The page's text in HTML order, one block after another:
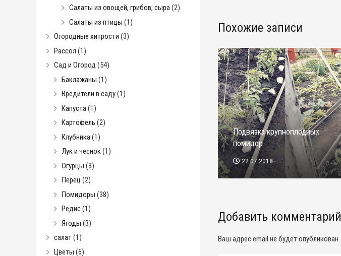
Похожие записи
Подвязка крупноплодных
помидор
22.07.2018
Добавить комментарий
Ваш адрес email не будет опубликован.
Салаты из овощей, грибов, сыра(2)
Салаты из птицы (1)
Огородные хитрости (3)
Рассол (1)
Сад и Огород (54)
Баклажаны (1)
Вредители в саду(1)
Капуста (1)
Картофель (2)
Клубника (1)
Лук и чеснок(1)
Огурцы (3)
Перец (2)
Помидоры (38)
Редис(1)
Ягоды (3)
салат(1)
Цветы (6)